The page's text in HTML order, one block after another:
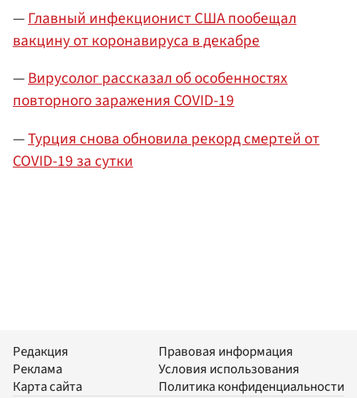
—Главный инфекционист США пообещал
вакцину от коронавируса в декабре
—Вирусолог рассказал об особенностях
повторного заражения COVID-19
—Турция снова обновила рекорд смертей от
COVID-19 за сутки
Редакция
Реклама
Карта сайта
Правовая информация
Условия использования
Политика конфиденциальности